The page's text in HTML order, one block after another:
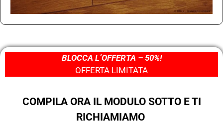
BLOCCA L’OFFERTA – 50%!
OFFERTA LIMITATA
COMPILA ORA IL MODULO SOTTO E TI
RICHIAMIAMO